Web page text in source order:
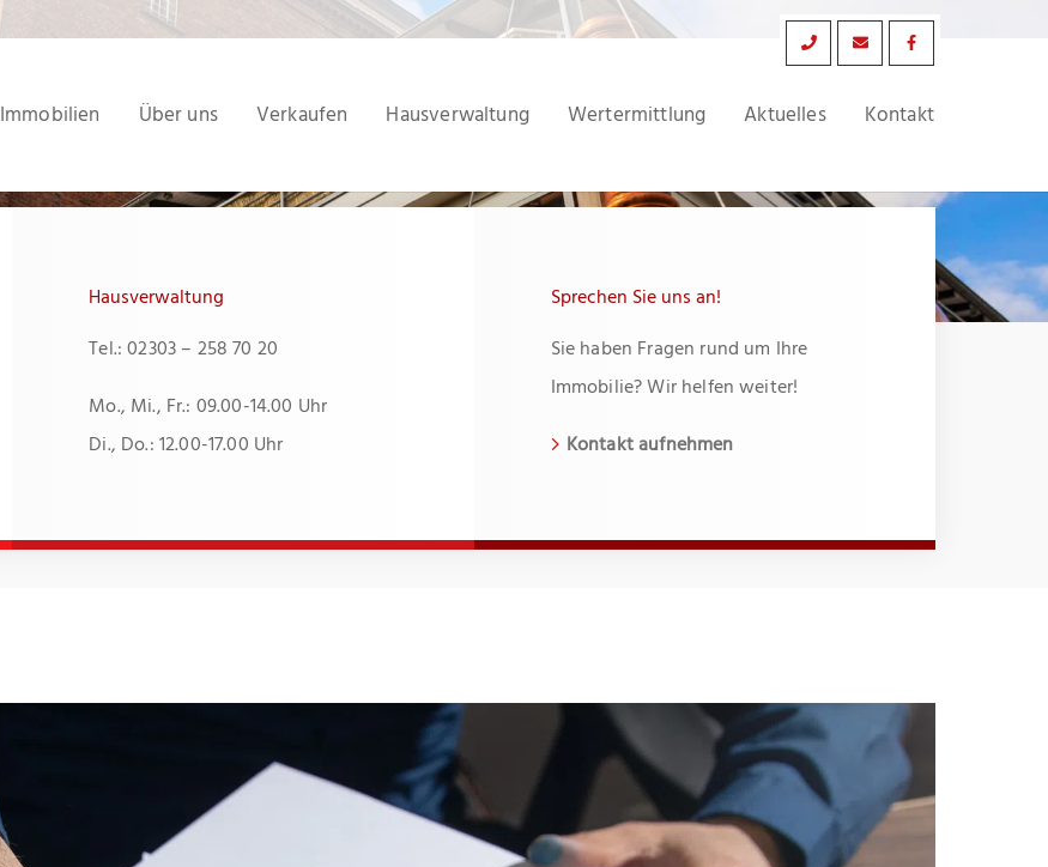
Immobilien Über uns Verkaufen Hausverwaltung Wertermittlung Aktuelles Kontakt
Hausverwaltung
Tel.: 02303 – 258 70 20
Mo., Mi., Fr.: 09.00-14.00 Uhr
Di., Do.: 12.00-17.00 Uhr
Sprechen Sie uns an!
Sie haben Fragen rund um Ihre
Immobilie? Wir helfen weiter!
Kontakt aufnehmen